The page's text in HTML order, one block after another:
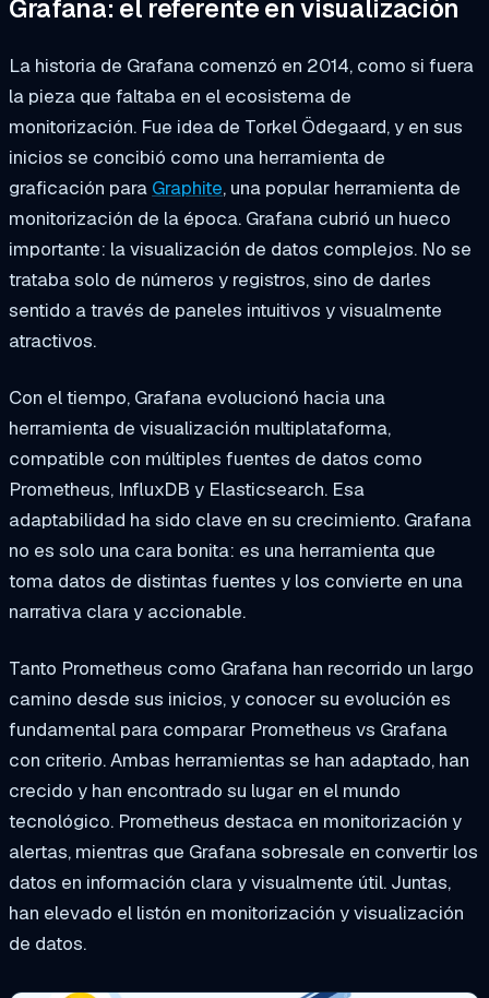
Grafana: el referente en visualización
La historia de Grafana comenzó en 2014, como si fuera
la pieza que faltaba en el ecosistema de
monitorización. Fue idea de Torkel Ödegaard, y en sus
inicios se concibió como una herramienta de
graficación para Graphite, una popular herramienta de
monitorización de la época. Grafana cubrió un hueco
importante: la visualización de datos complejos. No se
trataba solo de números y registros, sino de darles
sentido a través de paneles intuitivos y visualmente
atractivos.
Con el tiempo, Grafana evolucionó hacia una
herramienta de visualización multiplataforma,
compatible con múltiples fuentes de datos como
Prometheus, InfluxDB y Elasticsearch. Esa
adaptabilidad ha sido clave en su crecimiento. Grafana
no es solo una cara bonita: es una herramienta que
toma datos de distintas fuentes y los convierte en una
narrativa clara y accionable.
Tanto Prometheus como Grafana han recorrido un largo
camino desde sus inicios, y conocer su evolución es
fundamental para comparar Prometheus vs Grafana
con criterio. Ambas herramientas se han adaptado, han
crecido y han encontrado su lugar en el mundo
tecnológico. Prometheus destaca en monitorización y
alertas, mientras que Grafana sobresale en convertir los
datos en información clara y visualmente útil. Juntas,
han elevado el listón en monitorización y visualización
de datos.